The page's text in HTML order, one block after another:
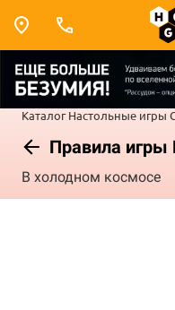
Каталог Настольные игры
Правила игры
В холодном космосе